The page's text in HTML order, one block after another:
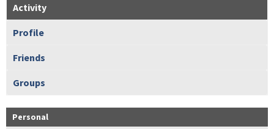
Activity
Profile
Friends
Groups
Personal